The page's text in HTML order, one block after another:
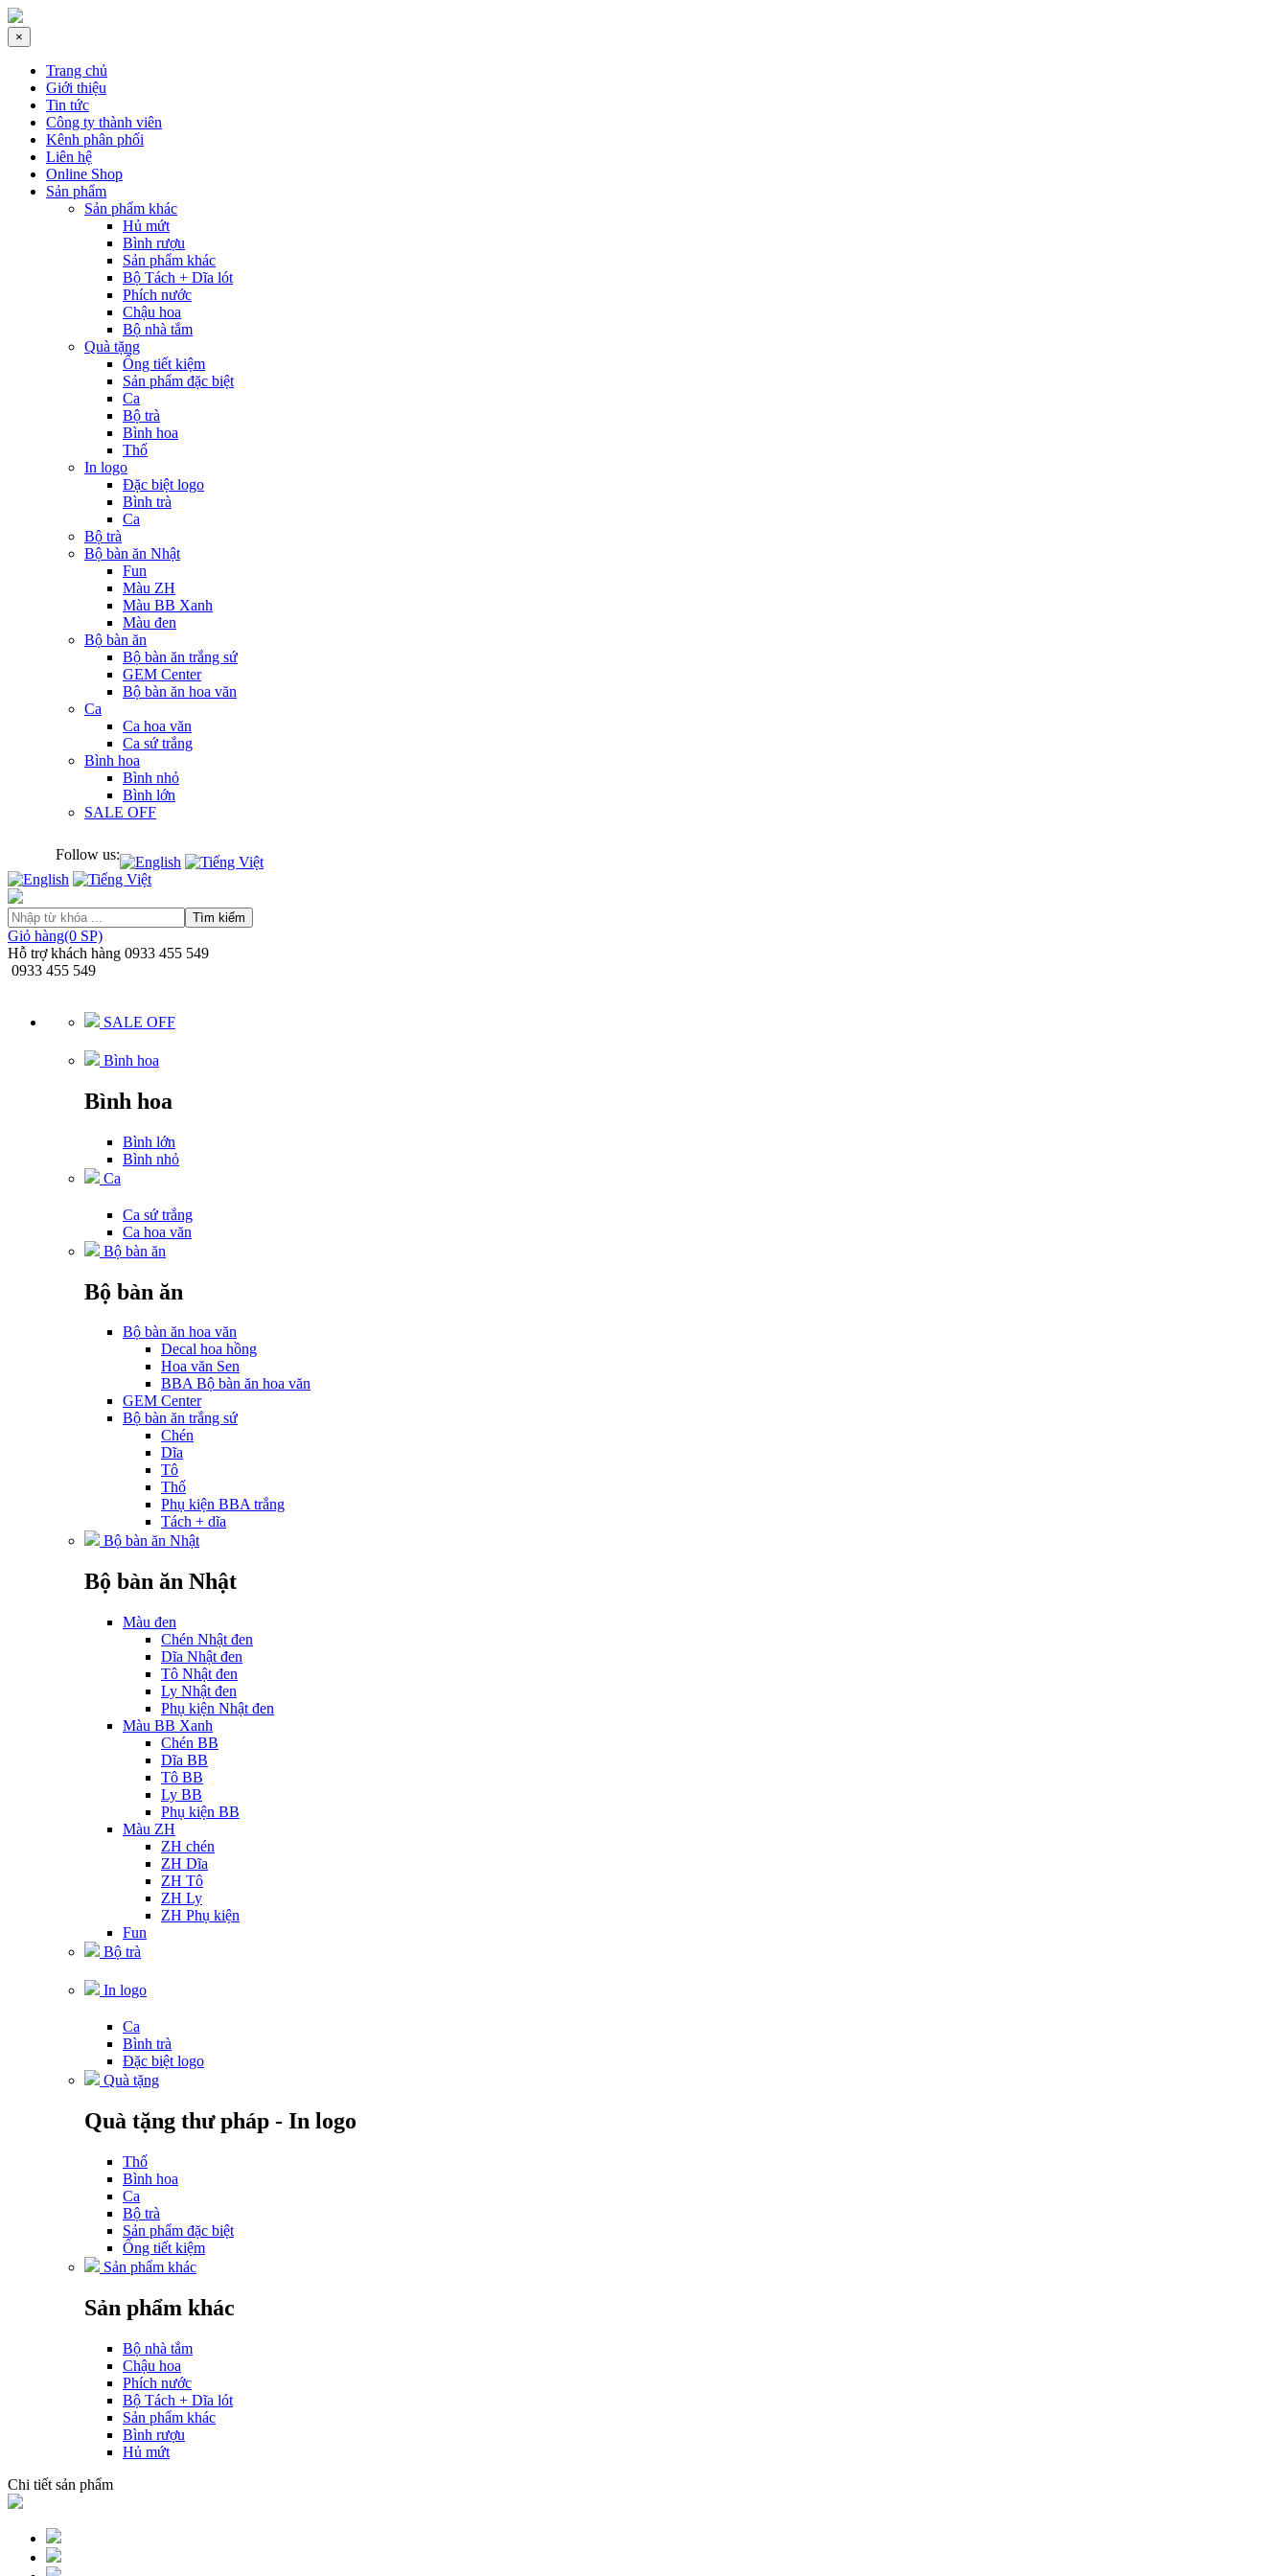
×
Trang chủ
Giới thiệu
Tin tức
Công ty thành viên
Kênh phân phối
Liên hệ
Online Shop
Sản phẩm
Sản phẩm khác
Hủ mứt
Bình rượu
Sản phẩm khác
Bộ Tách + Dĩa lót
Phích nước
Chậu hoa
Bộ nhà tắm
Quà tặng
Ống tiết kiệm
Sản phẩm đặc biệt
Ca
Bộ trà
Bình hoa
Thố
In logo
Đặc biệt logo
Bình trà
Ca
Bộ trà
Bộ bàn ăn Nhật
Fun
Màu ZH
Màu BB Xanh
Màu đen
Bộ bàn ăn
Bộ bàn ăn trắng sứ
GEM Center
Bộ bàn ăn hoa văn
Ca
Ca hoa văn
Ca sứ trắng
Bình hoa
Bình nhỏ
Bình lớn
SALE OFF
Follow us:
Tìm kiếm
Giỏ hàng(0 SP)
Hỗ trợ khách hàng 0933 455 549
0933 455 549
SALE OFF
Bình hoa
Bình hoa
Bình lớn
Bình nhỏ
Ca
Ca sứ trắng
Ca hoa văn
Bộ bàn ăn
Bộ bàn ăn
Bộ bàn ăn hoa văn
Decal hoa hồng
Hoa văn Sen
BBA Bộ bàn ăn hoa văn
GEM Center
Bộ bàn ăn trắng sứ
Chén
Dĩa
Tô
Thố
Phụ kiện BBA trắng
Tách + dĩa
Bộ bàn ăn Nhật
Bộ bàn ăn Nhật
Màu đen
Chén Nhật đen
Dĩa Nhật đen
Tô Nhật đen
Ly Nhật đen
Phụ kiện Nhật đen
Màu BB Xanh
Chén BB
Dĩa BB
Tô BB
Ly BB
Phụ kiện BB
Màu ZH
ZH chén
ZH Dĩa
ZH Tô
ZH Ly
ZH Phụ kiện
Fun
Bộ trà
In logo
Ca
Bình trà
Đặc biệt logo
Quà tặng
Quà tặng thư pháp - In logo
Thố
Bình hoa
Ca
Bộ trà
Sản phẩm đặc biệt
Ống tiết kiệm
Sản phẩm khác
Sản phẩm khác
Bộ nhà tắm
Chậu hoa
Phích nước
Bộ Tách + Dĩa lót
Sản phẩm khác
Bình rượu
Hủ mứt
Chi tiết sản phẩm